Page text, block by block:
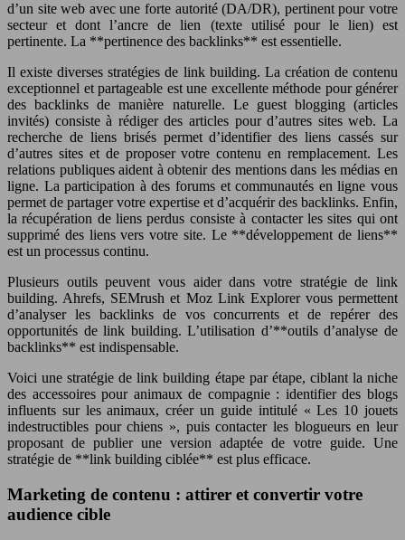
d’un site web avec une forte autorité (DA/DR), pertinent pour votre
secteur et dont l’ancre de lien (texte utilisé pour le lien) est
pertinente. La **pertinence des backlinks** est essentielle.
Il existe diverses stratégies de link building. La création de contenu
exceptionnel et partageable est une excellente méthode pour générer
des backlinks de manière naturelle. Le guest blogging (articles
invités) consiste à rédiger des articles pour d’autres sites web. La
recherche de liens brisés permet d’identifier des liens cassés sur
d’autres sites et de proposer votre contenu en remplacement. Les
relations publiques aident à obtenir des mentions dans les médias en
ligne. La participation à des forums et communautés en ligne vous
permet de partager votre expertise et d’acquérir des backlinks. Enfin,
la récupération de liens perdus consiste à contacter les sites qui ont
supprimé des liens vers votre site. Le **développement de liens**
est un processus continu.
Plusieurs outils peuvent vous aider dans votre stratégie de link
building. Ahrefs, SEMrush et Moz Link Explorer vous permettent
d’analyser les backlinks de vos concurrents et de repérer des
opportunités de link building. L’utilisation d’**outils d’analyse de
backlinks** est indispensable.
Voici une stratégie de link building étape par étape, ciblant la niche
des accessoires pour animaux de compagnie : identifier des blogs
influents sur les animaux, créer un guide intitulé « Les 10 jouets
indestructibles pour chiens », puis contacter les blogueurs en leur
proposant de publier une version adaptée de votre guide. Une
stratégie de **link building ciblée** est plus efficace.
Marketing de contenu : attirer et convertir votre
audience cible